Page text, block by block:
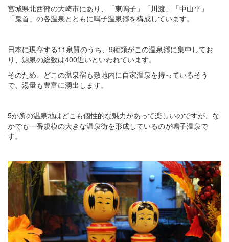
宮城県北西部の大崎市にあり、「東鳴子」「川渡」「中山平」
「鬼首」の各温泉とともに鳴子温泉郷を構成しています。
日本に現存する11泉質のうち、9種類がこの温泉郷に集中してお
り、源泉の総数は400近いといわれています。
そのため、どこの温泉宿も敷地内に自家温泉を持っているそう
で、湯量も豊富に湧出します。
5か所の温泉地はどこも個性的な魅力があって楽しいのですが、な
かでも一番規模の大きな温泉街を形成しているのが鳴子温泉で
す。